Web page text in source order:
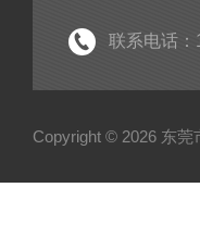
联系电话
Copyright © 2026 东